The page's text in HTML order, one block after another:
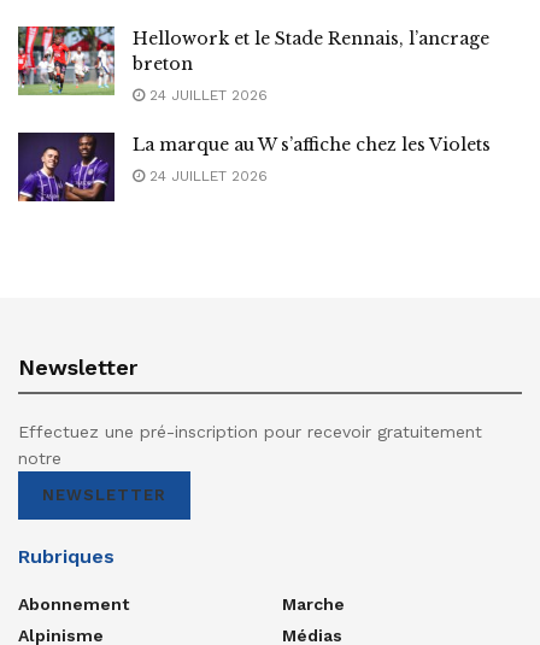
Hellowork et le Stade Rennais, l’ancrage
breton
24 JUILLET 2026
La marque au W s’affiche chez les Violets
24 JUILLET 2026
Newsletter
Effectuez une pré-inscription pour recevoir gratuitement
notre
NEWSLETTER
Rubriques
Abonnement
Alpinisme
Marche
Médias